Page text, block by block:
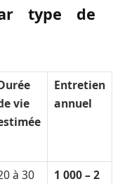
type de
vie
Entretien
annuel
à 30
1 000 – 2